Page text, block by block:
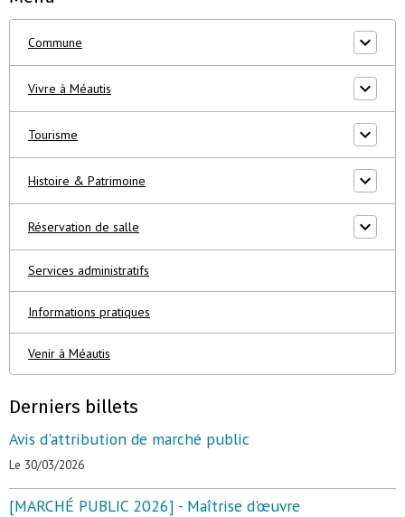
Commune
Vivre à Méautis
Tourisme
Histoire & Patrimoine
Réservation de salle
Services administratifs
Informations pratiques
Venir à Méautis
Derniers billets
Avis d'attribution de marché public
Le 30/03/2026
[MARCHÉ PUBLIC 2026] - Maîtrise d'œuvre